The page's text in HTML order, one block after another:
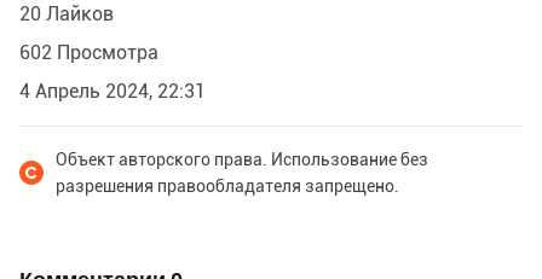
20 Лайков
602 Просмотра
4 Апрель 2024, 22:31
Объект авторского права. Использование без
разрешения правообладателя запрещено.